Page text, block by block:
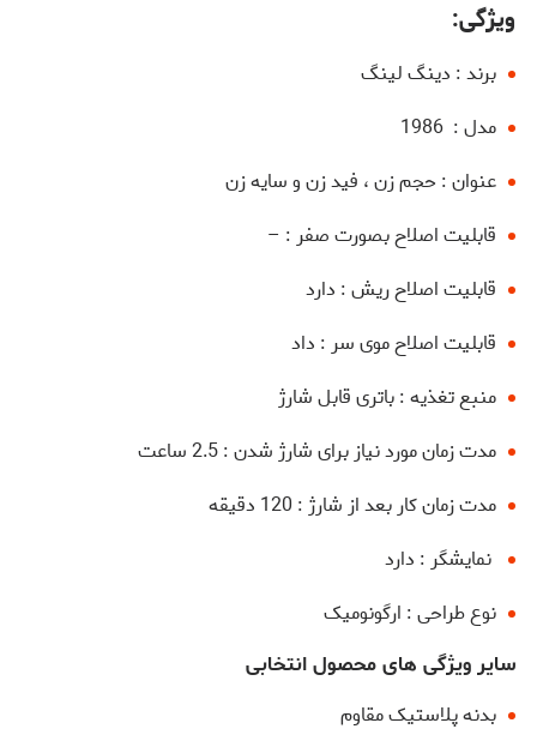
ویژگی:
برند : دینگ لینگ
مدل : 1986
عنوان : حجم زن ، فید زن و سایه زن
قابلیت اصلاح بصورت صفر : –
قابلیت اصلاح ریش : دارد
قابلیت اصلاح موی سر : داد
منبع تغذیه : باتری قابل شارژ
مدت زمان مورد نیاز برای شارژ شدن : 2.5 ساعت
مدت زمان کار بعد از شارژ : 120 دقیقه
نمایشگر : دارد
نوع طراحی : ارگونومیک
سایر ویژگی های محصول انتخابی
بدنه پلاستیک مقاوم